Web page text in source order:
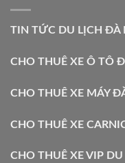
TIN TỨC DU LỊCH ĐÀ
CHO THUÊ XE Ô TÔ
CHO THUÊ XE MÁY
CHO THUÊ XE
CHO THUÊ XE VIP